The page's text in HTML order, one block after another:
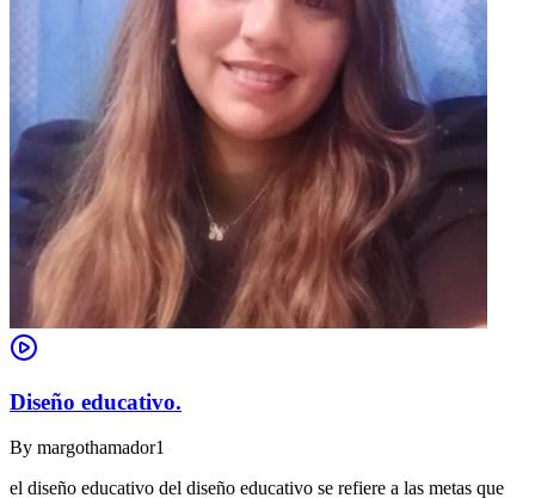
Diseño educativo.
By margothamador1
el diseño educativo del diseño educativo se refiere a las metas que